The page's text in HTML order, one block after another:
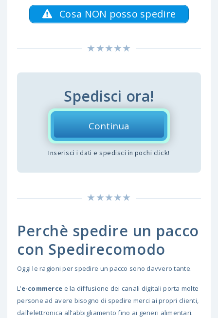
Cosa NON posso spedire
Spedisci ora!
Continua
Inserisci i dati e spedisci in pochi click!
Perchè spedire un pacco
con Spedirecomodo
Oggi le ragioni per spedire un pacco sono davvero tante.
L’e-commerce e la diffusione dei canali digitali porta molte
persone ad avere bisogno di spedire merci ai propri clienti,
dall’elettronica all’abbigliamento fino ai generi alimentari.